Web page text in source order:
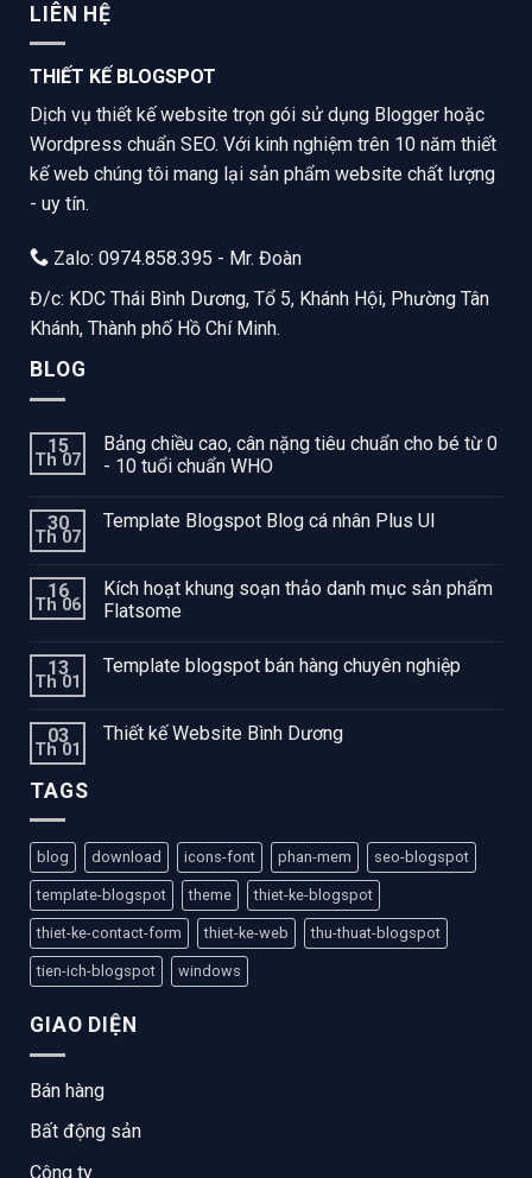
LIÊN HỆ
THIẾT KẾ BLOGSPOT
Dịch vụ thiết kế website trọn gói sử dụng Blogger hoặc
Wordpress chuẩn SEO. Với kinh nghiệm trên 10 năm thiết
kế web chúng tôi mang lại sản phẩm website chất lượng
- uy tín.
Zalo: 0974.858.395 - Mr. Đoàn
Đ/c: KDC Thái Bình Dương, Tổ 5, Khánh Hội, Phường Tân
Khánh, Thành phố Hồ Chí Minh.
BLOG
15
Th 07
Bảng chiều cao, cân nặng tiêu chuẩn cho bé từ 0
- 10 tuổi chuẩn WHO
30
Th 07
Template Blogspot Blog cá nhân Plus UI
16
Th 06
Kích hoạt khung soạn thảo danh mục sản phẩm
Flatsome
13
Th 01
Template blogspot bán hàng chuyên nghiệp
03
Th 01
Thiết kế Website Bình Dương
TAGS
blog download icons-font phan-mem seo-blogspot
template-blogspot theme thiet-ke-blogspot
thiet-ke-contact-form thiet-ke-web thu-thuat-blogspot
tien-ich-blogspot windows
GIAO DIỆN
Bán hàng
Bất động sản
Công ty